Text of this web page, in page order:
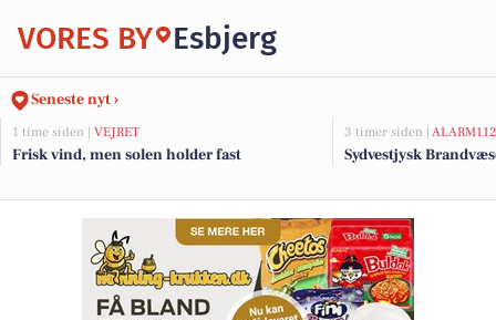
VORES BY Esbjerg
Seneste nyt ›
1 time siden | VEJRET
Frisk vind, men solen holder fast
3 timer siden | ALARM112
Sydvestjysk